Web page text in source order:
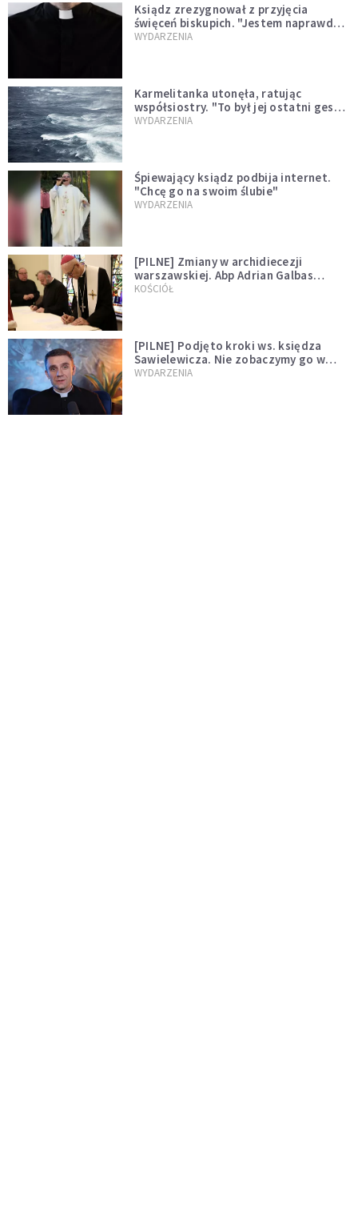
Ksiądz zrezygnował z przyjęcia
święceń biskupich. "Jestem naprawdę
niegodny"
WYDARZENIA
Karmelitanka utonęła, ratując
współsiostry. "To był jej ostatni gest
miłości"
WYDARZENIA
Śpiewający ksiądz podbija internet.
"Chcę go na swoim ślubie"
WYDARZENIA
[PILNE] Zmiany w archidiecezji
warszawskiej. Abp Adrian Galbas
wręczył dekrety nowym proboszczom
KOŚCIÓŁ
[PILNE] Podjęto kroki ws. księdza
Sawielewicza. Nie zobaczymy go w
mediach
WYDARZENIA